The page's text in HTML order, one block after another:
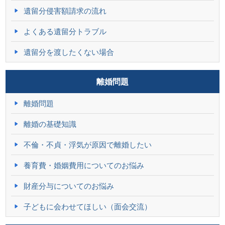
遺留分侵害額請求の流れ
よくある遺留分トラブル
遺留分を渡したくない場合
離婚問題
離婚問題
離婚の基礎知識
不倫・不貞・浮気が原因で離婚したい
養育費・婚姻費用についてのお悩み
財産分与についてのお悩み
子どもに会わせてほしい（面会交流）